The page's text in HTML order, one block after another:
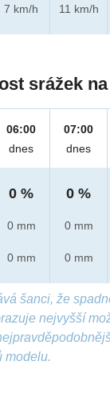
7 km/h
11 km/h
srážek
06:00
dnes
0 %
0 mm
0 mm
07:00
dnes
0 %
0 mm
0 mm
šanci, že
nejvyšší
modelu.